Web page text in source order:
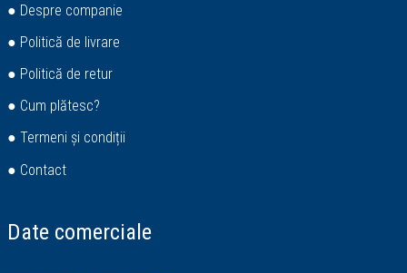
● Despre companie
● Politică de livrare
● Politică de retur
● Cum plătesc?
● Termeni și condiții
● Contact
Date comerciale